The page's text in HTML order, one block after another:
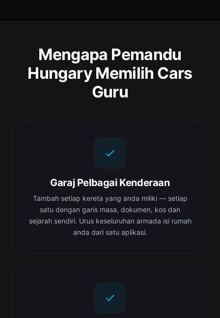
Mengapa Pemandu
Hungary Memilih Cars
Guru
Garaj Pelbagai Kenderaan
Tambah setiap kereta yang anda miliki — setiap
satu dengan garis masa, dokumen, kos dan
sejarah sendiri. Urus keseluruhan armada isi rumah
anda dari satu aplikasi.